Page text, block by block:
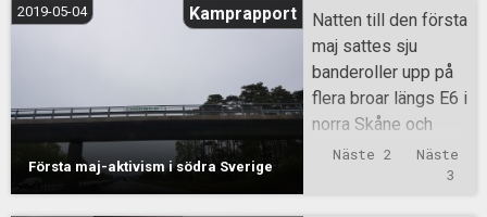
Trilaterala
kommissionen och
de korrupta politiker
som sitter och styr
Sverige mot en
säker undergång.
Folkkamrat, hoppet
gruppträning där
aktivisterna sprang
en längre
hinderbana ute i
skogen.
Första maj-aktivism i södra Sverige
2019-05-04 Kamprapport
Natten till den första
maj sattes sju
banderoller upp på
flera broar längs E6 i
norra Skåne och
södra Halland.
Nästa dag möttes
Näste 2
Näste
3